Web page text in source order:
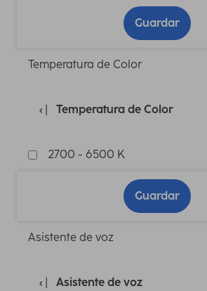
Guardar
Temperatura de Color
Temperatura de Color
2700 - 6500 K
Guardar
Asistente de voz
Asistente de voz